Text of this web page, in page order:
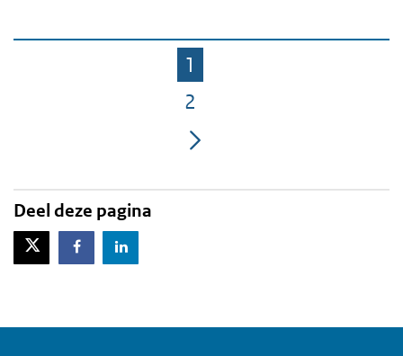
Pagina
1
Pagina
2
Deel deze pagina
X-TwitterFacebookLinkedIn